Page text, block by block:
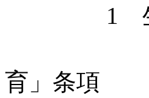
1 生涯教
1 法制
育」条項